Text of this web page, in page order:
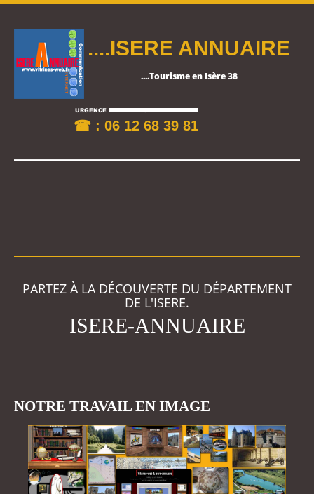
....ISERE ANNUAIRE
....Tourisme en Isère 38
☎ : 06 12 68 39 81
PARTEZ À LA DÉCOUVERTE DU DÉPARTEMENT
DE L'ISERE.
ISERE-ANNUAIRE
NOTRE TRAVAIL EN IMAGE